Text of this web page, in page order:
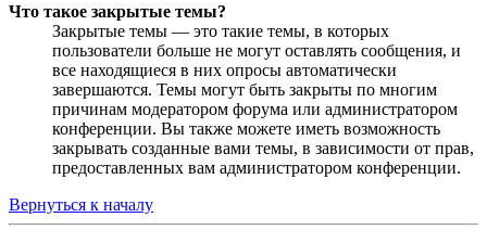
Что такое закрытые темы?
Закрытые темы — это такие темы, в которых
пользователи больше не могут оставлять сообщения, и
все находящиеся в них опросы автоматически
завершаются. Темы могут быть закрыты по многим
причинам модератором форума или администратором
конференции. Вы также можете иметь возможность
закрывать созданные вами темы, в зависимости от прав,
предоставленных вам администратором конференции.
Вернуться к началу